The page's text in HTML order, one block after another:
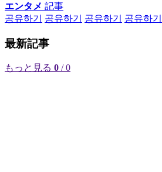
エンタメ 記事
공유하기
공유하기 공유하기 공유하기
最新記事
もっと見る 0 / 0